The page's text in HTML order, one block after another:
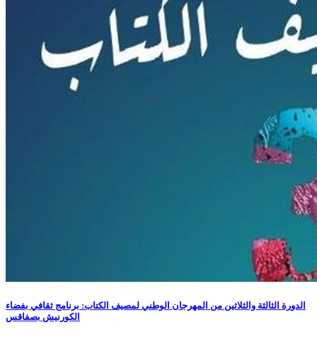
الدورة الثالثة والثلاثين من المهرجان الوطني لمصيف الكتاب: برنامج ثقافي بفضاء
الكورنيش بصفاقس